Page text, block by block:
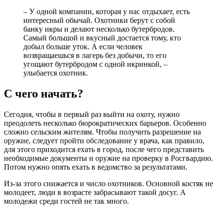
– У одной компании, которая у нас отдыхает, есть
интересный обычай. Охотники берут с собой
банку икры и делают несколько бутербродов.
Самый большой и вкусный достается тому, кто
добыл больше уток. А если человек
возвращаешься в лагерь без добычи, то его
угощают бутербродом с одной икринкой, –
улыбается охотник.
С чего начать?
Сегодня, чтобы в первый раз выйти на охоту, нужно
преодолеть несколько бюрократических барьеров. Особенно
сложно сельским жителям. Чтобы получить разрешение на
оружие, следует пройти обследование у врача, как правило,
для этого приходится ехать в город, после чего представить
необходимые документы и оружие на проверку в Росгвардию.
Потом нужно опять ехать в ведомство за результатами.
Из-за этого снижается и число охотников. Основной костяк не
молодеет, люди в возрасте забрасывают такой досуг. А
молодежи среди гостей не так много.